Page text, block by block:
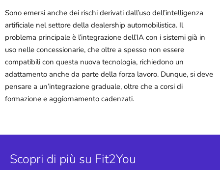
Sono emersi anche dei rischi derivati dall’uso dell’intelligenza
artificiale nel settore della dealership automobilistica. Il
problema principale è l’integrazione dell’IA con i sistemi già in
uso nelle concessionarie, che oltre a spesso non essere
compatibili con questa nuova tecnologia, richiedono un
adattamento anche da parte della forza lavoro. Dunque, si deve
pensare a un’integrazione graduale, oltre che a corsi di
formazione e aggiornamento cadenzati.
Scopri di più su Fit2You